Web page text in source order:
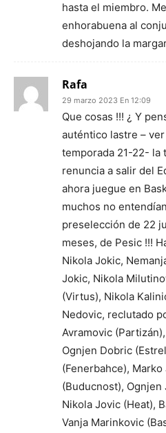
hasta el miembro.
enhorabuena al
deshojando la
Rafa
29 marzo 2023 En 12:09
Que cosas !!! ¿ Y
auténtico lastre –
temporada 21-22- la
renuncia a salir del
ahora juegue en
muchos no
preselección de 22
meses, de Pesic !!!
Nikola Jokic,
Jokic, Nikola
(Virtus), Nikola
Nedovic, reclutado
Avramovic
Ognjen Dobric
(Fenerbahce),
(Buducnost), Ognjen
Nikola Jovic (Heat),
Vanja Marinkovic